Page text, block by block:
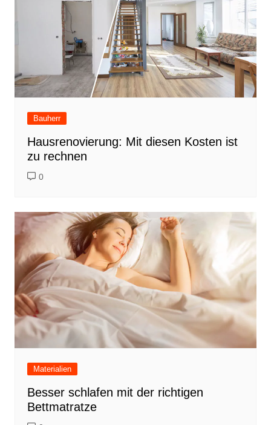
Bauherr
Hausrenovierung: Mit diesen Kosten ist
zu rechnen
0
Materialien
Besser schlafen mit der richtigen
Bettmatratze